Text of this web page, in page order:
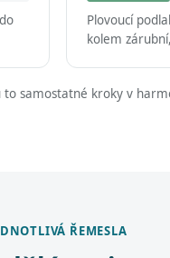
Plovoucí
kolem
samostatné kroky v
ŘEMESLA